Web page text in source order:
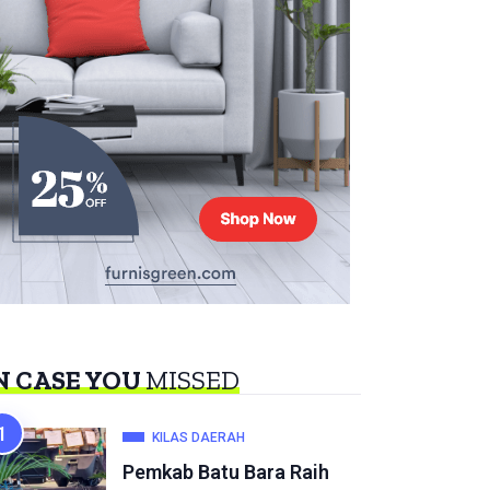
CASE YOUMISSED
KILAS DAERAH
Pemkab Batu Bara Raih